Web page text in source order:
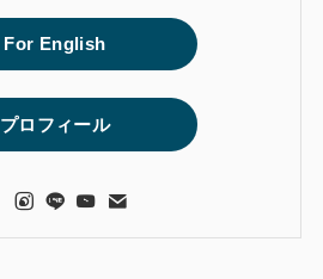
For English
プロフィール